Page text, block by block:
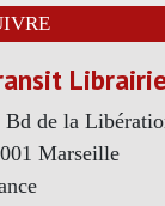
Librairie
Bd de la
Marseille